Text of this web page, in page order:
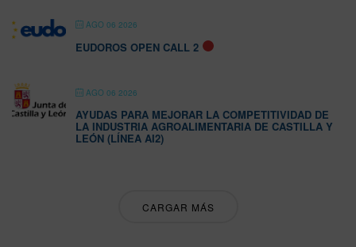
AGO 06 2026
EUDOROS OPEN CALL 2
AGO 06 2026
AYUDAS PARA MEJORAR LA COMPETITIVIDAD DE
LA INDUSTRIA AGROALIMENTARIA DE CASTILLA Y
LEÓN (LÍNEA AI2)
CARGAR MÁS